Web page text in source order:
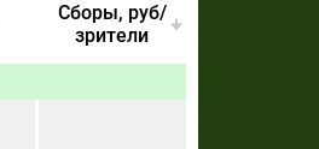
Cборы, руб/
зрители